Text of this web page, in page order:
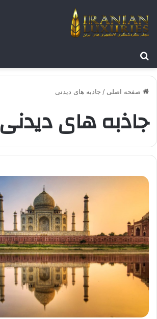
صفحه اصلی / جاذبه های دیدنی
جاذبه های دیدنی